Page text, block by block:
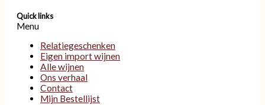
Quick links
Menu
Relatiegeschenken
Eigen import wijnen
Alle wijnen
Ons verhaal
Contact
Mijn Bestellijst